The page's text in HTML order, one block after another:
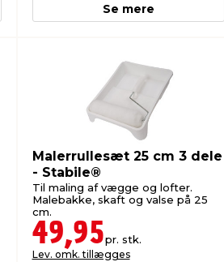
Se mere
Malerrullesæt 25 cm 3 dele
- Stabile®
Til maling af vægge og lofter.
Malebakke, skaft og valse på 25
cm.
49,95pr. stk.
Lev. omk. tillægges